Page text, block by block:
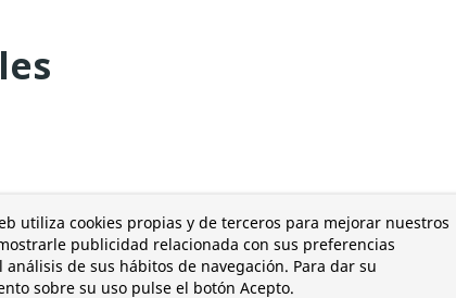
utiliza cookies propias y de terceros para mejorar nuestros
publicidad relacionada con sus preferencias
análisis de sus hábitos de navegación. Para dar su
sobre su uso pulse el botón Acepto.